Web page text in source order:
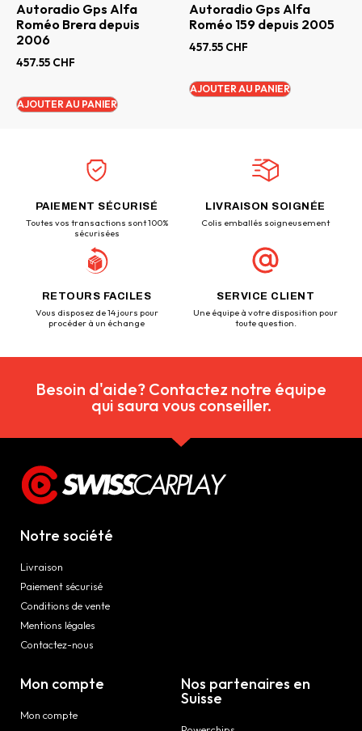
Autoradio Gps Alfa
Roméo Brera depuis
2006
457.55 CHF
AJOUTER AU PANIER
Autoradio Gps Alfa
Roméo 159 depuis 2005
457.55 CHF
AJOUTER AU PANIER
PAIEMENT SÉCURISÉ
Toutes vos transactions sont 100%
sécurisées
LIVRAISON SOIGNÉE
Colis emballés soigneusement
RETOURS FACILES
Vous disposez de 14 jours pour
procéder à un échange
SERVICE CLIENT
Une équipe à votre disposition pour
toute question.
Besoin d'aide? Contactez notre équipe
qui saura vous conseiller.
Notre société
Livraison
Paiement sécurisé
Conditions de vente
Mentions légales
Contactez-nous
Mon compte
Mon compte
Nos partenaires en
Suisse